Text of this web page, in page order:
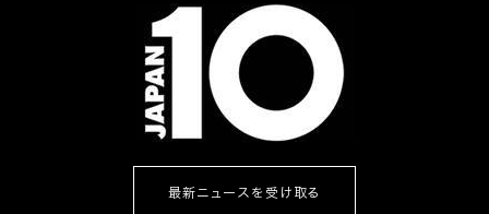
最新ニュースを受け取る